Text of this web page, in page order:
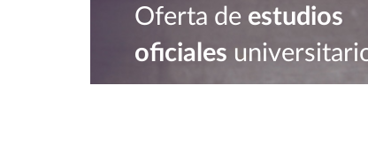
Oferta de estudios
oficiales